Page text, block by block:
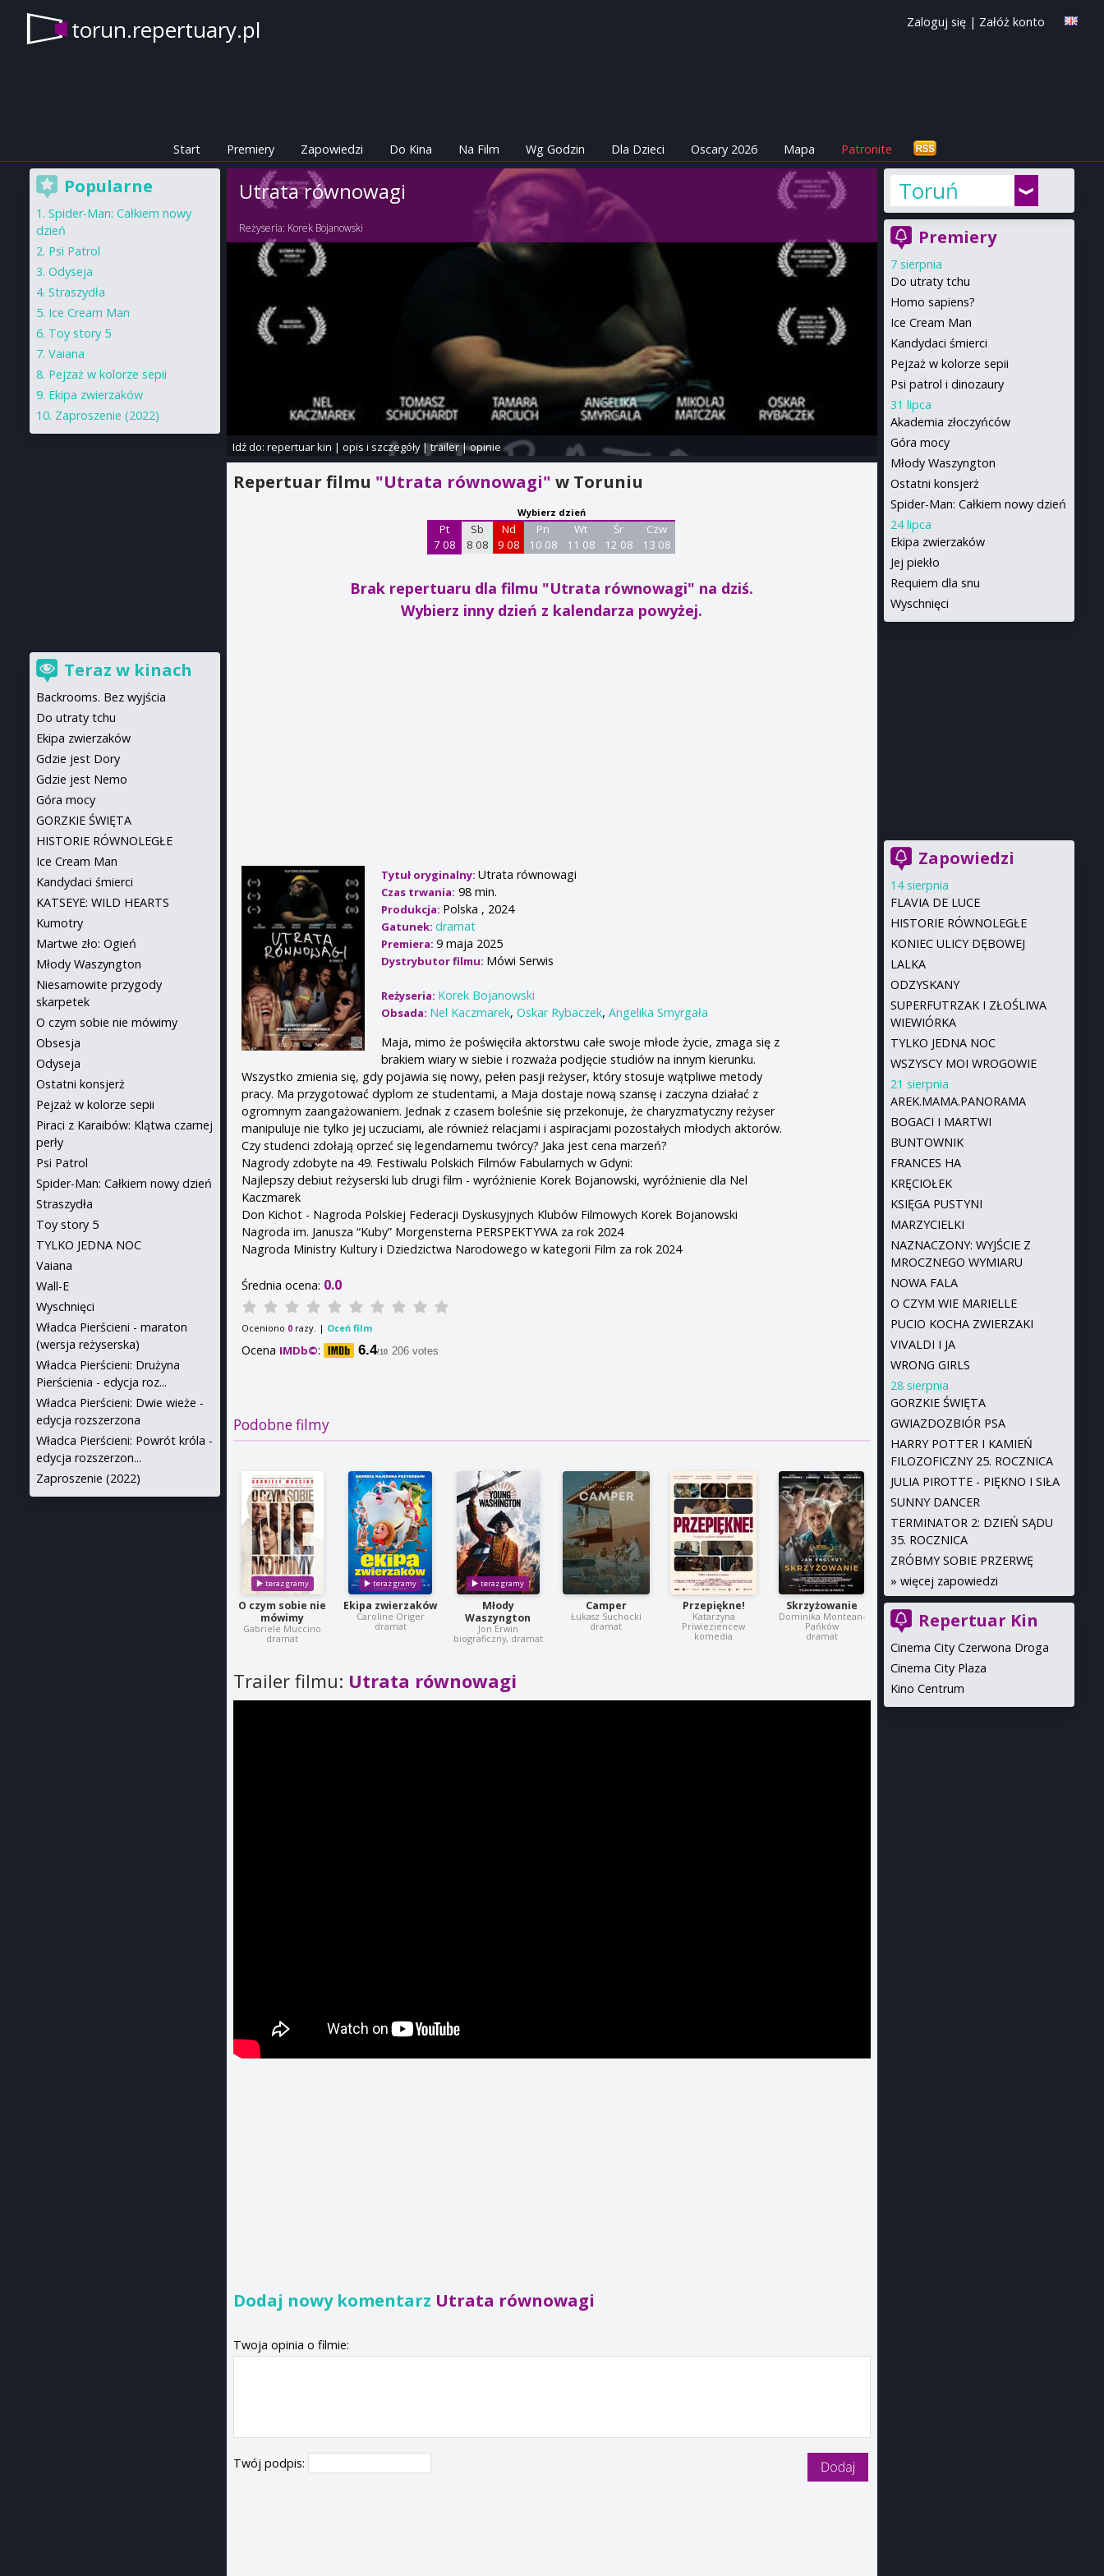
torun.repertuary.pl Zaloguj się | Załóż konto
Start Premiery Zapowiedzi Do Kina Na Film Wg Godzin Dla Dzieci Oscary 2026 Mapa Patronite
Utrata równowagi
Reżyseria: Korek Bojanowski
Idź do: repertuar kin | opis i szczegóły|trailer|opinie
Repertuar filmu "Utrata równowagi"w Toruniu
Wybierz dzień
Pt
7 08
Sb
8 08
Nd
9 08
Pn
10 08
Wt
11 08
Śr
12 08
Czw
13 08
Brak repertuaru dla filmu "Utrata równowagi" na dziś.
Wybierz inny dzień z kalendarza powyżej.
Tytuł oryginalny:Utrata równowagi
Czas trwania: 98 min.
Produkcja: Polska , 2024
Gatunek:dramat
Premiera:9 maja 2025
Dystrybutor filmu: Mówi Serwis
Reżyseria: Korek Bojanowski
Obsada: Nel Kaczmarek,Oskar Rybaczek,Angelika Smyrgała
Maja, mimo że poświęciła aktorstwu całe swoje młode życie, zmaga się z
brakiem wiary w siebie i rozważa podjęcie studiów na innym kierunku.
Wszystko zmienia się, gdy pojawia się nowy, pełen pasji reżyser, który stosuje wątpliwe metody
pracy. Ma przygotować dyplom ze studentami, a Maja dostaje nową szansę i zaczyna działać z
ogromnym zaangażowaniem. Jednak z czasem boleśnie się przekonuje, że charyzmatyczny reżyser
manipuluje nie tylko jej uczuciami, ale również relacjami i aspiracjami pozostałych młodych aktorów.
Czy studenci zdołają oprzeć się legendarnemu twórcy? Jaka jest cena marzeń?
Nagrody zdobyte na 49. Festiwalu Polskich Filmów Fabularnych w Gdyni:
Najlepszy debiut reżyserski lub drugi film - wyróżnienie Korek Bojanowski, wyróżnienie dla Nel
Kaczmarek
Don Kichot - Nagroda Polskiej Federacji Dyskusyjnych Klubów Filmowych Korek Bojanowski
Nagroda im. Janusza “Kuby” Morgensterna PERSPEKTYWA za rok 2024
Nagroda Ministry Kultury i Dziedzictwa Narodowego w kategorii Film za rok 2024
Średnia ocena: 0.0
Oceniono 0 razy. | Oceń film
Ocena IMDb©: 6.4/10 206 votes
Podobne filmy
O czym sobie nie
mówimy
Gabriele Muccino
dramat
Ekipa zwierzaków
Caroline Origer
dramat
Młody
Waszyngton
Jon Erwin
biograficzny, dramat
Camper
Łukasz Suchocki
dramat
Przepiękne!
Katarzyna
Priwieziencew
komedia
Skrzyżowanie
Dominika Montean-
Pańków
dramat
Trailer filmu: Utrata równowagi
Dodaj nowy komentarz Utrata równowagi
Twoja opinia o filmie:
Twój podpis:
Toruń
Premiery
7 sierpnia
Do utraty tchu
Homo sapiens?
Ice Cream Man
Kandydaci śmierci
Pejzaż w kolorze sepii
Psi patrol i dinozaury
31 lipca
Akademia złoczyńców
Góra mocy
Młody Waszyngton
Ostatni konsjerż
Spider-Man: Całkiem nowy dzień
24 lipca
Ekipa zwierzaków
Jej piekło
Requiem dla snu
Wyschnięci
Zapowiedzi
14 sierpnia
FLAVIA DE LUCE
HISTORIE RÓWNOLEGŁE
KONIEC ULICY DĘBOWEJ
LALKA
ODZYSKANY
SUPERFUTRZAK I ZŁOŚLIWA
WIEWIÓRKA
TYLKO JEDNA NOC
WSZYSCY MOI WROGOWIE
21 sierpnia
AREK.MAMA.PANORAMA
BOGACI I MARTWI
BUNTOWNIK
FRANCES HA
KRĘCIOŁEK
KSIĘGA PUSTYNI
MARZYCIELKI
NAZNACZONY: WYJŚCIE Z
MROCZNEGO WYMIARU
NOWA FALA
O CZYM WIE MARIELLE
PUCIO KOCHA ZWIERZAKI
VIVALDI I JA
WRONG GIRLS
28 sierpnia
GORZKIE ŚWIĘTA
GWIAZDOZBIÓR PSA
HARRY POTTER I KAMIEŃ
FILOZOFICZNY 25. ROCZNICA
JULIA PIROTTE - PIĘKNO I SIŁA
SUNNY DANCER
TERMINATOR 2: DZIEŃ SĄDU
35. ROCZNICA
ZRÓBMY SOBIE PRZERWĘ
» więcej zapowiedzi
Repertuar Kin
Cinema City Czerwona Droga
Cinema City Plaza
Kino Centrum
Popularne
Spider-Man: Całkiem nowy
dzień
Psi Patrol
Odyseja
Straszydła
Ice Cream Man
Toy story 5
Vaiana
Pejzaż w kolorze sepii
Ekipa zwierzaków
Zaproszenie (2022)
Teraz w kinach
Backrooms. Bez wyjścia
Do utraty tchu
Ekipa zwierzaków
Gdzie jest Dory
Gdzie jest Nemo
Góra mocy
GORZKIE ŚWIĘTA
HISTORIE RÓWNOLEGŁE
Ice Cream Man
Kandydaci śmierci
KATSEYE: WILD HEARTS
Kumotry
Martwe zło: Ogień
Młody Waszyngton
Niesamowite przygody
skarpetek
O czym sobie nie mówimy
Obsesja
Odyseja
Ostatni konsjerż
Pejzaż w kolorze sepii
Piraci z Karaibów: Klątwa czarnej
perły
Psi Patrol
Spider-Man: Całkiem nowy dzień
Straszydła
Toy story 5
TYLKO JEDNA NOC
Vaiana
Wall-E
Wyschnięci
Władca Pierścieni - maraton
(wersja reżyserska)
Władca Pierścieni: Drużyna
Pierścienia - edycja roz...
Władca Pierścieni: Dwie wieże -
edycja rozszerzona
Władca Pierścieni: Powrót króla -
edycja rozszerzon...
Zaproszenie (2022)